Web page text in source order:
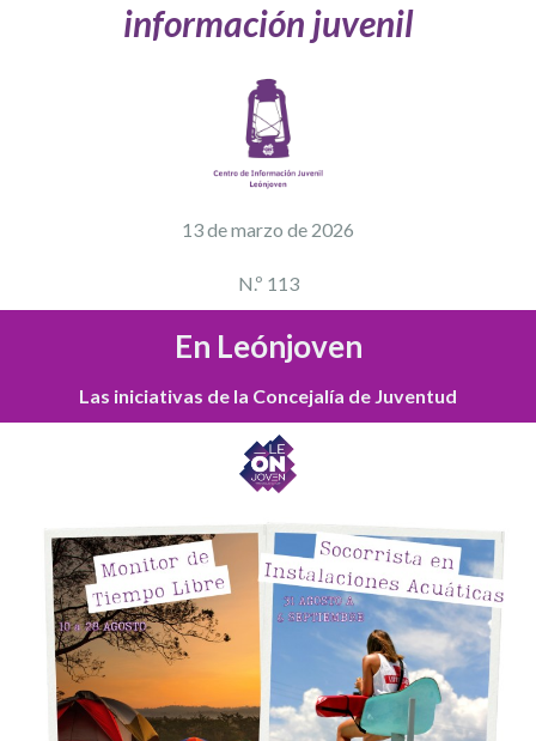
información juvenil
13 de marzo de 2026
N.º 113
En Leónjoven
Las iniciativas de la Concejalía de Juventud